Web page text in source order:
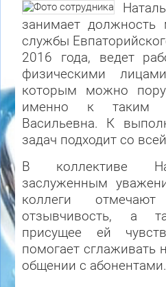
занимает должность
службы
2016 года, ведет
физическими
которым можно
именно к таким
Васильевна. К
задач подходит со
В коллективе
заслуженным
коллеги
отзывчивость, а
присущее ей
помогает сглаживать
общении с абонентами.